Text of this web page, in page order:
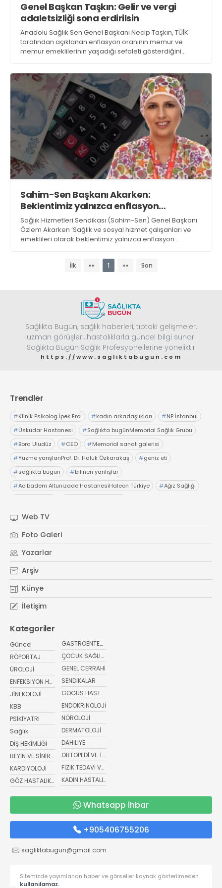
Genel Başkan Taşkın: Gelir ve vergi
adaletsizliği sona erdirilsin
Anadolu Sağlık Sen Genel Başkanı Necip Taşkın, TÜİK
tarafından açıklanan enflasyon oranının memur ve
memur emeklilerinin yaşadığı sefaleti gösterdiğini
yangını söndüremediğini söyledi
Sahim-Sen Başkanı Akarken:
Beklentimiz yalnızca enflasyon
oranında zam değil
Sağlık Hizmetleri Sendikası (Sahim-Sen) Genel Başkanı
Özlem Akarken ‘Sağlık ve sosyal hizmet çalışanları ve
emeklileri olarak beklentimiz yalnızca enflasyon
İlk «« 1 »» Son
Sağlıkta Bugün, sağlık haberleri, tıptaki gelişmeler,
uzman görüşleri, hastalıklarla güncel bilgi sunar.
Sağlıkta Bugün Sağlık Profesyonellerine yöneliktir
https://www.sagliktabugun.com
Trendler
#Klinik Psikolog İpek Erol #kadın arkadaşlıkları #NP İstanbul
#Üsküdar Hastanesi #Sağlıkta bugünMemorial Sağlık Grubu
#Bora Uludüz #CEO #Memorial sanat galerisi
#Yüzme yarışlarıProf. Dr. Haluk Özkarakaş #geniz eti
#sağlıkta bugün #bilinen yanlışlar
#Acıbadem Altunizade HastanesiHaleon Türkiye #Ağız Sağlığı
# Kristin Aslaner ArasUzm. Dyt. Büşra Şen
#Memorial Ataşehir Hastanesi
# yaz ayları kritik öneri
Web TV
Foto Galeri
Yazarlar
Arşiv
Künye
İletişim
Kategoriler
Güncel
RÖPORTAJ
ÜROLOJİ
ENFEKSİYON HASTALIKLARI
JİNEKOLOJİ
KBB
PSİKİYATRİ
Sağlık
DİŞ HEKİMLİĞİ
BEYİN VE SİNİR CERRAHİSİ
KARDİYOLOJİ
GÖZ HASTALIKLARI
GASTROENTEROLOJİ
ÇOCUK SAĞLIĞI VE HASTALIKLARI
GENEL CERRAHİ
SENDİKALAR
GÖGÜS HASTALIKLARI
ENDOKRİNOLOJİ
NÖROLOJİ
DERMATOLOJİ
DAHİLİYE
ORTOPEDİ VE TRAVMATOLOJİ
FİZİK TEDAVİ VE REHABİLİTASYON
KADIN HASTALIKLARI VE DOĞUM
Whatsapp İhbar
+905406755206
sagliktabugun@gmail.com
Sitemizde yayımlanan haber ve görseller kaynak gösterilmeden
kullanılamaz.
GÖZ HASTALIKLARI
GASTROENTEROLOJİ
ÇOCUK SAĞLIĞI VE HASTALIKLARI
GENEL CERRAHİ
SENDİKALAR
GÖGÜS HASTALIKLARI
DERMATOLOJİ
ENDOKRİNOLOJİ
NÖROLOJİ
ORTOPEDİ VE TRAVMATOLOJİ
DAHİLİYE
FİZİK TEDAVİ VE REHABİLİTASYON
KADIN HASTALIKLARI VE DOĞUM
Web TV Galeri Yazarlar
sagliktabugun@gmail.com